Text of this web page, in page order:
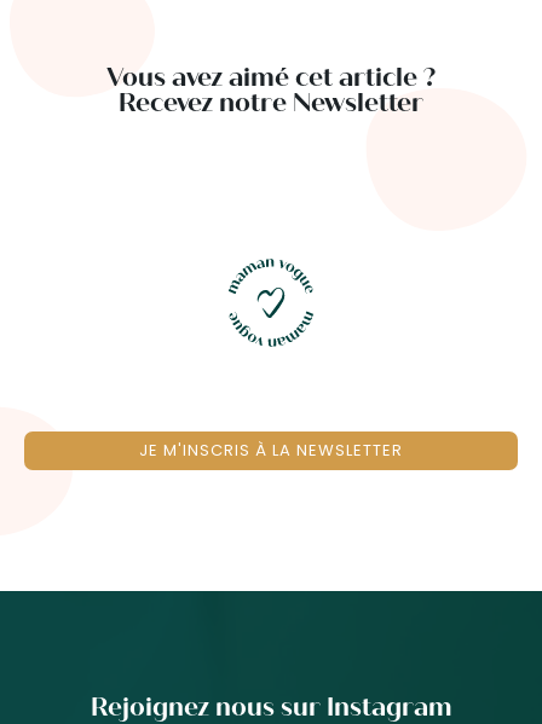
Vous avez aimé cet article ?
Recevez notre Newsletter
JE M'INSCRIS À LA NEWSLETTER
Rejoignez nous sur Instagram